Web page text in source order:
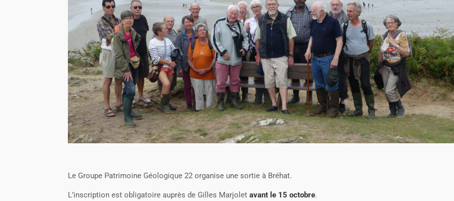
Le Groupe Patrimoine Géologique 22 organise une sortie à Bréhat.
L’inscription est obligatoire auprès de Gilles Marjoletavant le 15 octobre.